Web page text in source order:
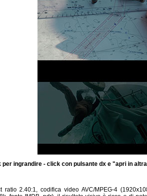
per ingrandire - click con pulsante dx e "apri in
ratio 2.40:1, codifica video AVC/MPEG-4